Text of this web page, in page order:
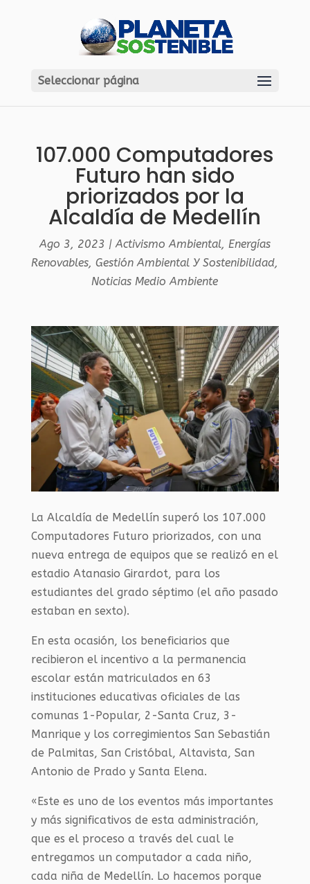
Seleccionar página
107.000 Computadores
Futuro han sido
priorizados por la
Alcaldía de Medellín
Ago 3, 2023 |Activismo Ambiental, Energías
Renovables,Gestión Ambiental Y Sostenibilidad,
Noticias Medio Ambiente
La Alcaldía de Medellín superó los 107.000
Computadores Futuro priorizados, con una
nueva entrega de equipos que se realizó en el
estadio Atanasio Girardot, para los
estudiantes del grado séptimo (el año pasado
estaban en sexto).
En esta ocasión, los beneficiarios que
recibieron el incentivo a la permanencia
escolar están matriculados en 63
instituciones educativas oficiales de las
comunas 1-Popular, 2-Santa Cruz, 3-
Manrique y los corregimientos San Sebastián
de Palmitas, San Cristóbal, Altavista, San
Antonio de Prado y Santa Elena.
«Este es uno de los eventos más importantes
y más significativos de esta administración,
que es el proceso a través del cual le
entregamos un computador a cada niño,
cada niña de Medellín. Lo hacemos porque